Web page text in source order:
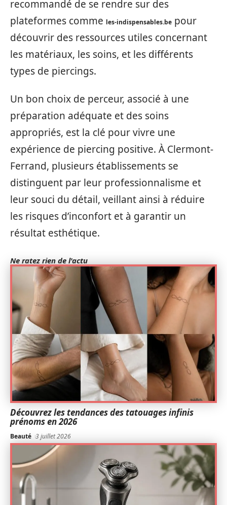
recommandé de se rendre sur des
plateformes comme les-indispensables.be pour
découvrir des ressources utiles concernant
les matériaux, les soins, et les différents
types de piercings.
Un bon choix de perceur, associé à une
préparation adéquate et des soins
appropriés, est la clé pour vivre une
expérience de piercing positive. À Clermont-
Ferrand, plusieurs établissements se
distinguent par leur professionnalisme et
leur souci du détail, veillant ainsi à réduire
les risques d’inconfort et à garantir un
résultat esthétique.
Ne ratez rien de l'actu
Découvrez les tendances des tatouages infinis
prénoms en 2026
Beauté 3 juillet 2026